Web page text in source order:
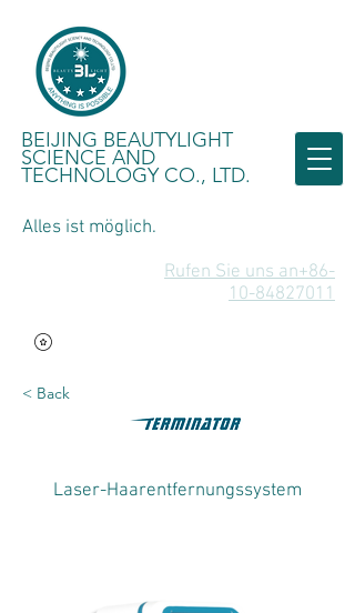
BEIJING BEAUTYLIGHT
SCIENCE AND
TECHNOLOGY CO., LTD.
Alles ist möglich.
Rufen Sie uns an+86-
10-84827011
< Back
Laser-Haarentfernungssystem